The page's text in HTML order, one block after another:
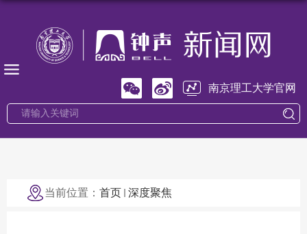
南京理工大学官网
当前位置： 首页 深度聚焦